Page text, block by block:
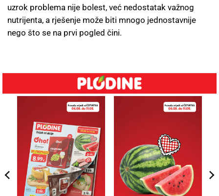
uzrok problema nije bolest, već nedostatak važnog
nutrijenta, a rješenje može biti mnogo jednostavnije
nego što se na prvi pogled čini.